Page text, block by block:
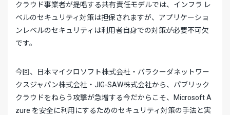
クラウド事業者が提唱する共有責任モデルでは、インフラ レ
ベルのセキュリティ対策は担保されますが、アプリケーショ
ンレベルのセキュリティは利用者自身での対策が必要不可欠
です。
今回、日本マイクロソフト株式会社・バラクーダネットワー
クスジャパン株式会社・JIG-SAW株式会社から、パブリック
クラウドをねらう攻撃が急増する今だからこそ、Microsoft A
zure を安全に利用にするためのセキュリティ対策の手法と実